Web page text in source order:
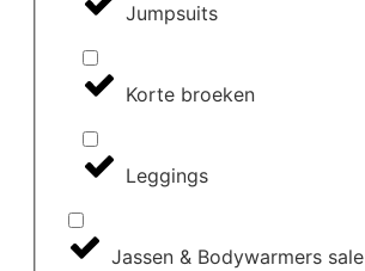
Jumpsuits
Korte broeken
Leggings
Jassen & Bodywarmers sale